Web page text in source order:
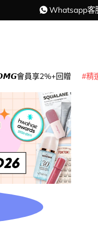
Whatsapp客
會員享2%+回贈 精